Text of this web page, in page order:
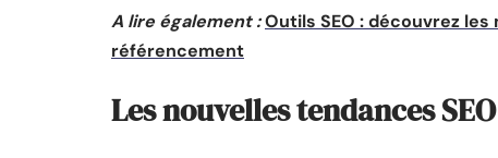
A lire également :Outils SEO : découvrez
référencement
Les nouvelles tendances